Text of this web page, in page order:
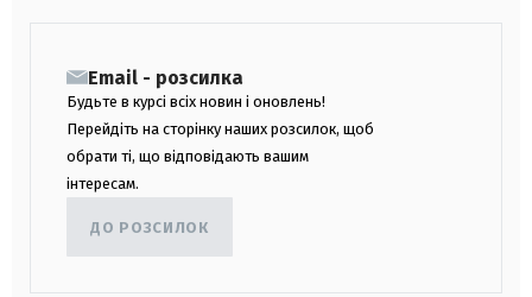
Email - розсилка
Будьте в курсі всіх новин і оновлень!
Перейдіть на сторінку наших розсилок, щоб
обрати ті, що відповідають вашим
інтересам.
ДО РОЗСИЛОК